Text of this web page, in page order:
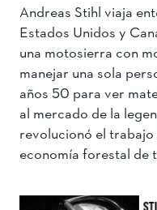
Andreas Stihl viaja
Estados Unidos y
una motosierra con
manejar una sola
años 50 para ver
al mercado de la
revolucionó el trabajo
economía forestal de